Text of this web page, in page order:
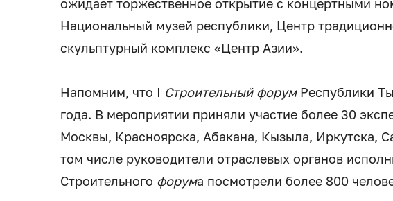
ожидает торжественное открытие с концертными
Национальный музей республики, Центр
скульптурный комплекс «Центр Азии».
Напомним, что I Строительный форумРеспублики
года. В мероприятии приняли участие более 30
Москвы, Красноярска, Абакана, Кызыла, Иркутска,
том числе руководители отраслевых органов
Строительного форума посмотрели более 800